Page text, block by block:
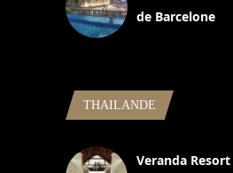
de Barcelone
THAILANDE
Veranda